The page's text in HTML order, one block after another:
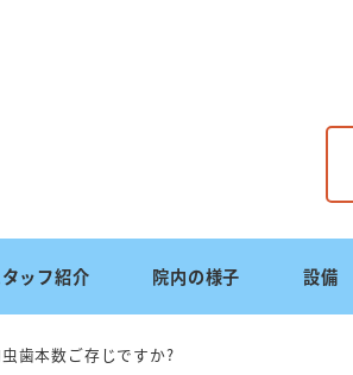
ッフ紹介 院内の様子 設備
歯本数ご存じですか?